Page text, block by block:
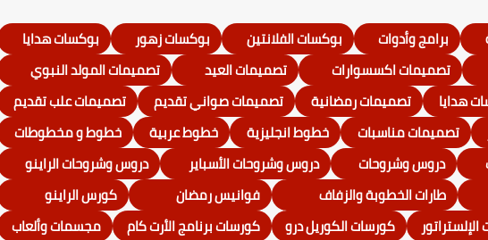
برامج وأدوات بوكسات الفلانتين بوكسات زهور
بوكسات هدايا
تصميمات اكسسوارات تصميمات العيد
تصميمات المولد النبوي
هدايا تصميمات رمضانية تصميمات صواني تقديم
تصميمات علب تقديم
تصميمات مناسبات خطوط انجليزية خطوط عربية
خطوط و مخطوطات
دروس وشروحات دروس وشروحات الأسباير
دروس وشروحات الراينو
طارات الخطوبة والزفاف فوانيس رمضان
كورس الراينو
كورسات الكوريل درو كورسات برنامج الأرت كام
مجسمات وألعاب